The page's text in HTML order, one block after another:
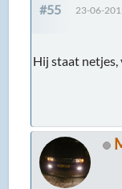
#55 23-06-
Hij staat